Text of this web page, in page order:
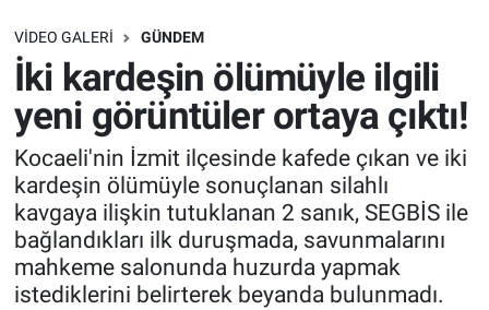
VIDEO GALERI GÜNDEM
İki kardeşin ölümüyle ilgili
yeni görüntüler ortaya çıktı!
Kocaeli'nin İzmit ilçesinde kafede çıkan ve iki
kardeşin ölümüyle sonuçlanan silahlı
kavgaya ilişkin tutuklanan 2 sanık, SEGBİS ile
bağlandıkları ilk duruşmada, savunmalarını
mahkeme salonunda huzurda yapmak
istediklerini belirterek beyanda bulunmadı.
SAĞLIK
EKONOMİ
EĞİTİM
ÖZEL HABER
Keşfet